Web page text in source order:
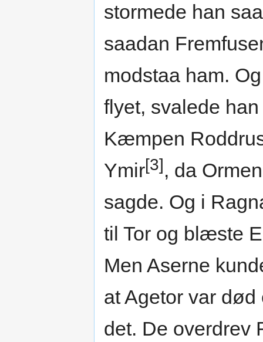
stormede han
saadan
modstaa ham.
flyet, svalede
Kæmpen
Ymir[3], da
sagde. Og i
til Tor og blæste
Men Aserne
at Agetor var
det. De overdrev